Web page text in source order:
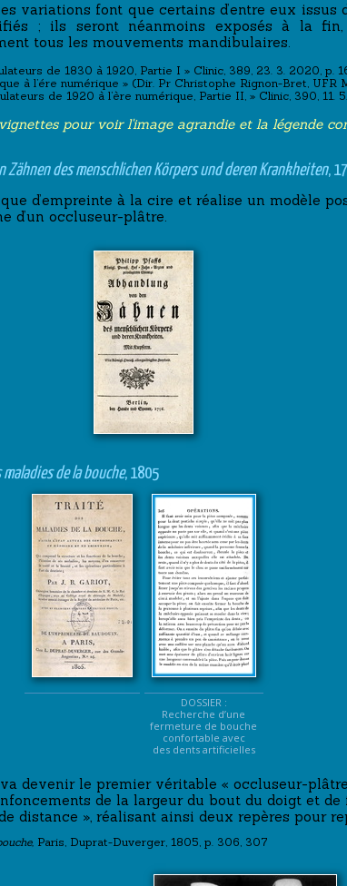
variations font que certains d’entre eux issus
; ils seront néanmoins exposés à la
tous les mouvements mandibulaires.
de 1830 à 1920, Partie I » Clinic, 389, 23. 3. 2020, p.
à l’ére numérique » (Dir. Pr Christophe Rignon-Bret,
de 1920 à l’ère numérique, Partie II, » Clinic, 390, 11.
pour voir l'image agrandie et la légende
Zähnen des menschlichen Körpers und deren Krankheiten,
d’empreinte à la cire et réalise un modèle
d’un occluseur-plâtre.
maladies de la bouche, 1805
DOSSIER :
Recherche d’une
fermeture de bouche
confortable avec
des dents artificielles
devenir le premier véritable « occluseur-
de la largeur du bout du doigt et
distance », réalisant ainsi deux repères pour
Paris, Duprat-Duverger, 1805, p. 306, 307